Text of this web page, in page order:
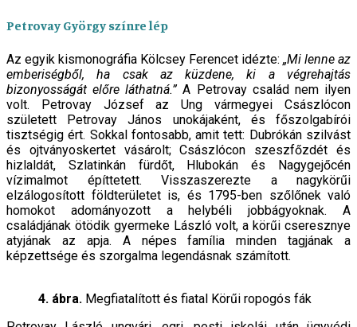
Petrovay György színre lép
Az egyik kismonográfia Kölcsey Ferencet idézte: „Mi lenne az
emberiségből, ha csak az küzdene, ki a végrehajtás
bizonyosságát előre láthatná.”A Petrovay család nem ilyen
volt. Petrovay József az Ung vármegyei Császlócon
született Petrovay János unokájaként, és főszolgabírói
tisztségig ért. Sokkal fontosabb, amit tett: Dubrókán szilvást
és ojtványoskertet vásárolt; Császlócon szeszfőzdét és
hizlaldát, Szlatinkán fürdőt, Hlubokán és Nagygejőcén
vízimalmot építtetett. Visszaszerezte a nagykörűi
elzálogosított földterületet is, és 1795-ben szőlőnek való
homokot adományozott a helybéli jobbágyoknak. A
családjának ötödik gyermeke László volt, a körűi cseresznye
atyjának az apja. A népes família minden tagjának a
képzettsége és szorgalma legendásnak számított.
4. ábra. Megfiatalított és fiatal Körűi ropogós fák